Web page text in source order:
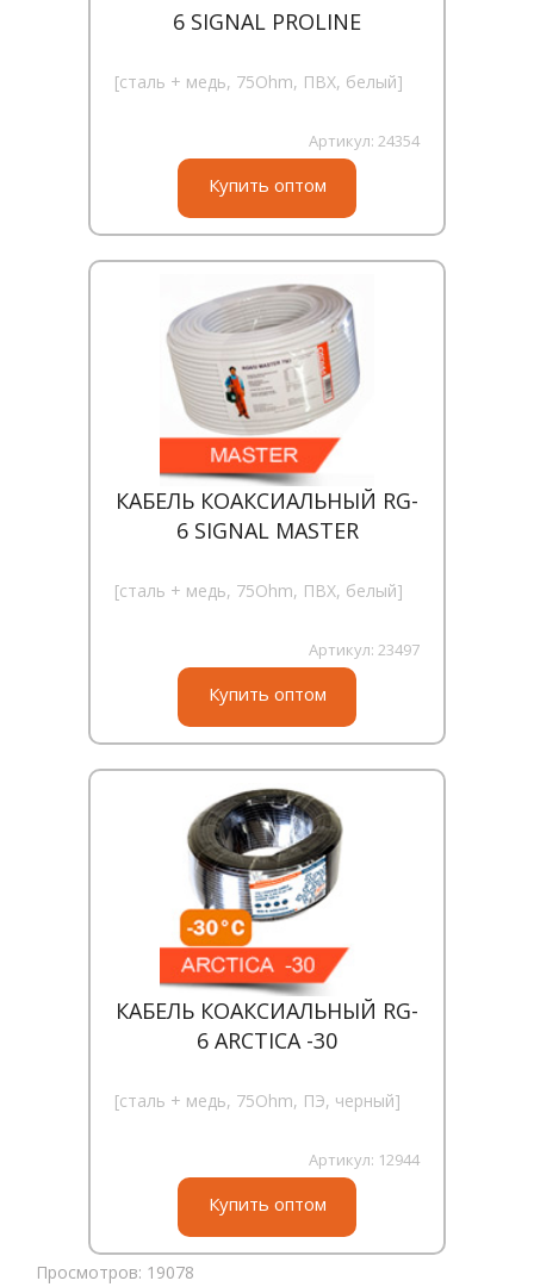
6 SIGNAL PROLINE
[сталь + медь, 75Ohm, ПВХ, белый]
Артикул: 24354
Купить оптом
КАБЕЛЬ КОАКСИАЛЬНЫЙ RG-
6 SIGNAL MASTER
[сталь + медь, 75Ohm, ПВХ, белый]
Артикул: 23497
Купить оптом
КАБЕЛЬ КОАКСИАЛЬНЫЙ RG-
6 ARCTICA -30
[сталь + медь, 75Ohm, ПЭ, черный]
Артикул: 12944
Купить оптом
Просмотров: 19078